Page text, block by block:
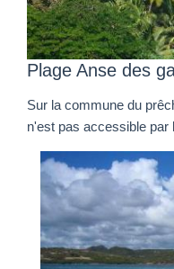
Plage Anse des
Sur la commune du
n'est pas accessible par